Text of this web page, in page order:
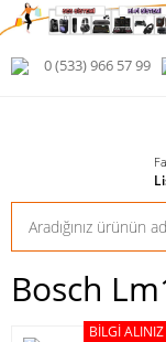
0 (533) 966 57 99
Bosch
BILGI ALINIZ